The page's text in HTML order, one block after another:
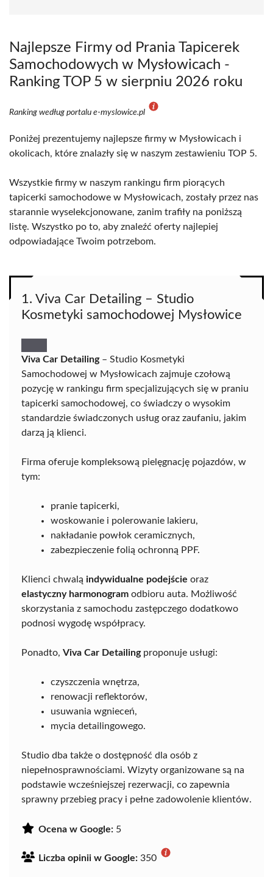
Najlepsze Firmy od Prania Tapicerek
Samochodowych w Mysłowicach -
Ranking TOP 5 w sierpniu 2026 roku
Ranking według portalu e-myslowice.pl
Poniżej prezentujemy najlepsze firmy w Mysłowicach i
okolicach, które znalazły się w naszym zestawieniu TOP 5.
Wszystkie firmy w naszym rankingu firm piorących
tapicerki samochodowe w Mysłowicach, zostały przez nas
starannie wyselekcjonowane, zanim trafiły na poniższą
listę. Wszystko po to, aby znaleźć oferty najlepiej
odpowiadające Twoim potrzebom.
1. Viva Car Detailing – Studio
Kosmetyki samochodowej Mysłowice
Viva Car Detailing– Studio Kosmetyki
Samochodowej w Mysłowicach zajmuje czołową
pozycję w rankingu firm specjalizujących się w praniu
tapicerki samochodowej, co świadczy o wysokim
standardzie świadczonych usług oraz zaufaniu, jakim
darzą ją klienci.
Firma oferuje kompleksową pielęgnację pojazdów, w
tym:
pranie tapicerki,
woskowanie i polerowanie lakieru,
nakładanie powłok ceramicznych,
zabezpieczenie folią ochronną PPF.
Klienci chwalą indywidualne podejście oraz
elastyczny harmonogram odbioru auta. Możliwość
skorzystania z samochodu zastępczego dodatkowo
podnosi wygodę współpracy.
Ponadto, Viva Car Detailingproponuje usługi:
czyszczenia wnętrza,
renowacji reflektorów,
usuwania wgnieceń,
mycia detailingowego.
Studio dba także o dostępność dla osób z
niepełnosprawnościami. Wizyty organizowane są na
podstawie wcześniejszej rezerwacji, co zapewnia
sprawny przebieg pracy i pełne zadowolenie klientów.
Ocena w Google: 5
Liczba opinii w Google: 350